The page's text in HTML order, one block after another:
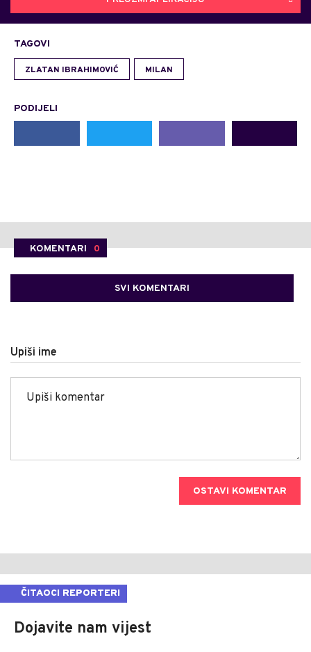
TAGOVI
ZLATAN IBRAHIMOVIĆ MILAN
PODIJELI
KOMENTARI 0
SVI KOMENTARI
Upiši ime
OSTAVI KOMENTAR
ČITAOCI REPORTERI
Dojavite nam vijest